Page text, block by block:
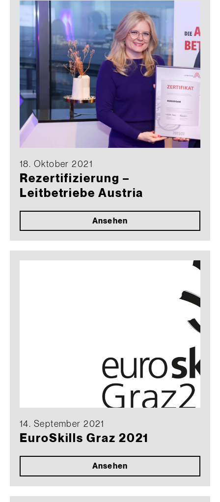
18. Oktober 2021
Rezertifizierung –
Leitbetriebe Austria
Ansehen
14. September 2021
EuroSkills Graz 2021
Ansehen